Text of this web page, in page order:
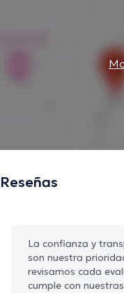
Reseñas
La confianza y
son nuestra
revisamos cada
cumple con nuestras